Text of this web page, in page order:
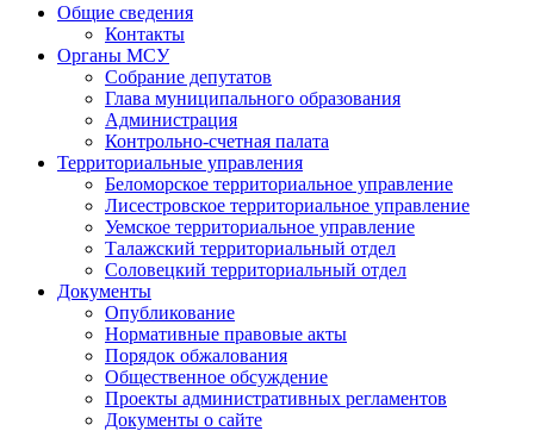
Общие сведения
Контакты
Органы МСУ
Собрание депутатов
Глава муниципального образования
Администрация
Контрольно-счетная палата
Территориальные управления
Беломорское территориальное управление
Лисестровское территориальное управление
Уемское территориальное управление
Талажский территориальный отдел
Соловецкий территориальный отдел
Документы
Опубликование
Нормативные правовые акты
Порядок обжалования
Общественное обсуждение
Проекты административных регламентов
Документы о сайте